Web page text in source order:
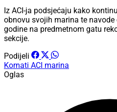
Iz ACI-ja podsjećaju kako
obnovu svojih marina te
godine na predmetnom gatu
sekcije.
Podijeli
Kornati ACI marina
Oglas